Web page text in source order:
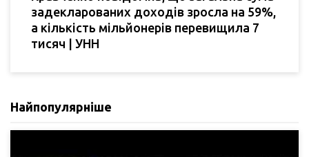
задекларованих доходів зросла на 59%,
а кількість мільйонерів перевищила 7
тисяч | УНН
Найпопулярніше